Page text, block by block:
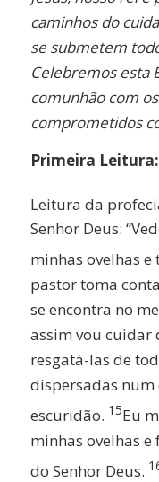
caminhos do
se submetem
Celebremos esta
comunhão com
comprometidos
Primeira
Leitura da
Senhor Deus:
minhas ovelhas
pastor toma
se encontra no
assim vou cuidar
resgatá-las de
dispersadas num
escuridão. 15Eu
minhas ovelhas
do Senhor Deus.